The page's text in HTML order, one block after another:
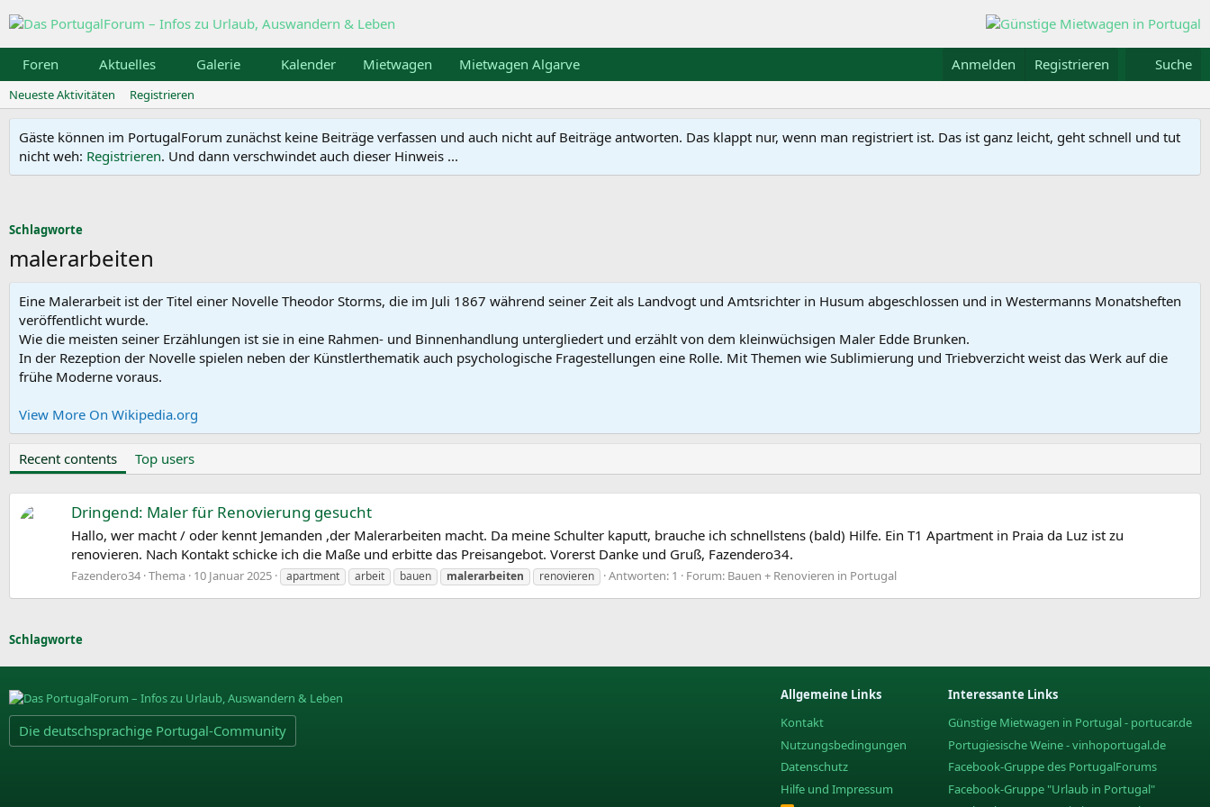
Foren Aktuelles Galerie Kalender Mietwagen Mietwagen Algarve Anmelden Registrieren Suche
Neueste Aktivitäten Registrieren
Gäste können im PortugalForum zunächst keine Beiträge verfassen und auch nicht auf Beiträge antworten. Das klappt nur, wenn man registriert ist. Das ist ganz leicht, geht schnell und tut
nicht weh: Registrieren. Und dann verschwindet auch dieser Hinweis ...
Schlagworte
malerarbeiten
Eine Malerarbeit ist der Titel einer Novelle Theodor Storms, die im Juli 1867 während seiner Zeit als Landvogt und Amtsrichter in Husum abgeschlossen und in Westermanns Monatsheften
veröffentlicht wurde.
Wie die meisten seiner Erzählungen ist sie in eine Rahmen- und Binnenhandlung untergliedert und erzählt von dem kleinwüchsigen Maler Edde Brunken.
In der Rezeption der Novelle spielen neben der Künstlerthematik auch psychologische Fragestellungen eine Rolle. Mit Themen wie Sublimierung und Triebverzicht weist das Werk auf die
frühe Moderne voraus.
View More On Wikipedia.org
Recent contents Top users
Dringend: Maler für Renovierung gesucht
Hallo, wer macht / oder kennt Jemanden ,der Malerarbeiten macht. Da meine Schulter kaputt, brauche ich schnellstens (bald) Hilfe. Ein T1 Apartment in Praia da Luz ist zu
renovieren. Nach Kontakt schicke ich die Maße und erbitte das Preisangebot. Vorerst Danke und Gruß, Fazendero34.
Fazendero34 Thema 10 Januar 2025 apartment arbeit bauen malerarbeiten renovieren Antworten: 1 Forum: Bauen + Renovieren in Portugal
Schlagworte
Die deutschsprachige Portugal-Community
Allgemeine Links
Kontakt
Nutzungsbedingungen
Datenschutz
Hilfe und Impressum
Interessante Links
Günstige Mietwagen in Portugal - portucar.de
Portugiesische Weine - vinhoportugal.de
Facebook-Gruppe des PortugalForums
Facebook-Gruppe "Urlaub in Portugal"